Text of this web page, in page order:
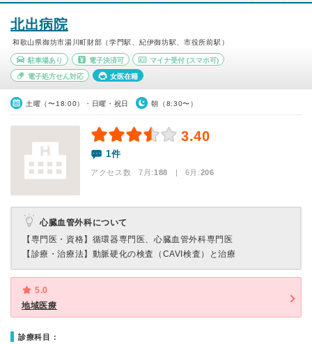
北出病院
和歌山県御坊市湯川町財部（学門駅、紀伊御坊駅、市役所前駅）
駐車場あり 電子決済可 マイナ受付 (スマホ可)
電子処方せん対応 女医在籍
土曜（〜18:00）・日曜・祝日 朝（8:30〜）
3.40
1件
アクセス数 7月:188 | 6月:206
心臓血管外科について
【専門医・資格】 循環器専門医、心臓血管外科専門医
【診療・治療法】 動脈硬化の検査（CAVI検査）と治療
5.0
地域医療
診療科目：